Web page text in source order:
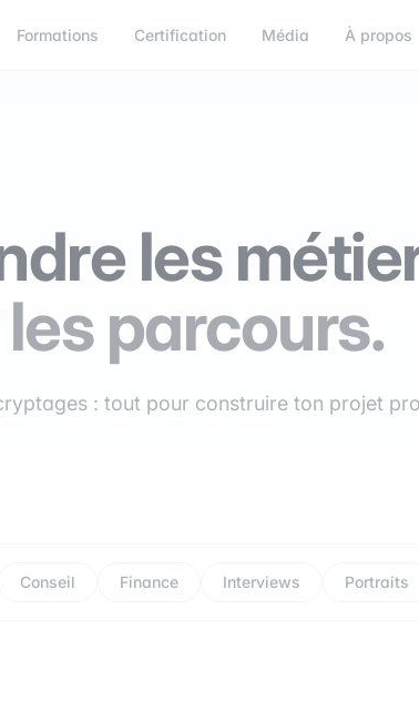
Formations Certification Média À propos
les
parcours.
: tout pour construire ton projet
Conseil Finance Interviews Portraits